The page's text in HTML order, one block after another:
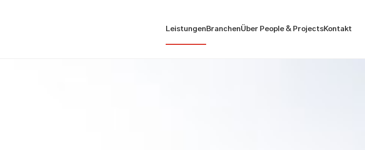
Leistungen BranchenÜber People & Projects Kontakt